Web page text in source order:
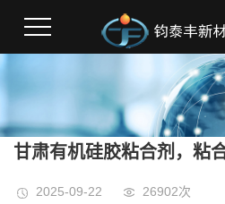
甘肃有机硅胶粘合剂，粘
2025-09-22 26902次